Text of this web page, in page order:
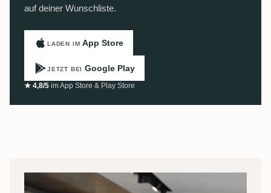
auf deiner Wunschliste.
LADEN IM App Store
JETZT BEI Google Play
★ 4,8/5 im App Store & Play Store